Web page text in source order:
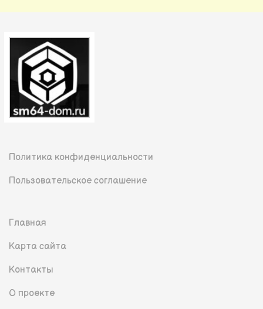
Политика конфиденциальности
Пользовательское соглашение
Главная
Карта сайта
Контакты
О проекте